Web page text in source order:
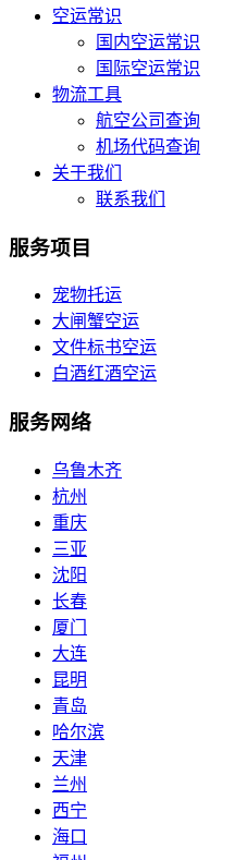
空运常识
国内空运常识
国际空运常识
物流工具
航空公司查询
机场代码查询
关于我们
联系我们
服务项目
宠物托运
大闸蟹空运
文件标书空运
白酒红酒空运
服务网络
乌鲁木齐
杭州
重庆
三亚
沈阳
长春
厦门
大连
昆明
青岛
哈尔滨
天津
兰州
西宁
海口